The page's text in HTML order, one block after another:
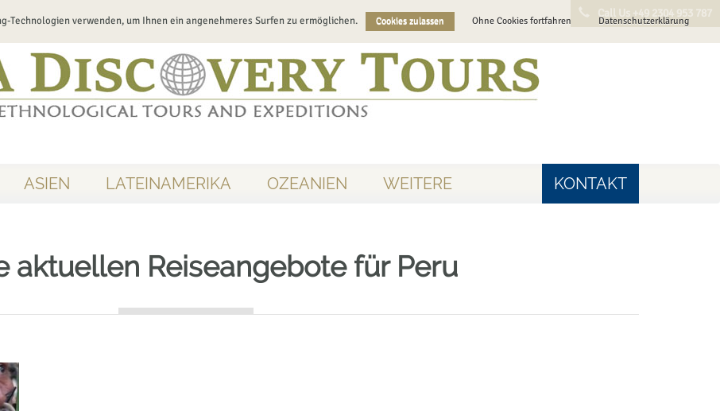
Call Us +49 2304 953 787
ASIEN LATEINAMERIKA OZEANIEN WEITERE KONTAKT
aktuellen Reiseangebote für Peru
Technologien verwenden, um Ihnen ein angenehmeres Surfen zu ermöglichen. Cookies zulassen Ohne Cookies fortfahren Datenschutzerklärung